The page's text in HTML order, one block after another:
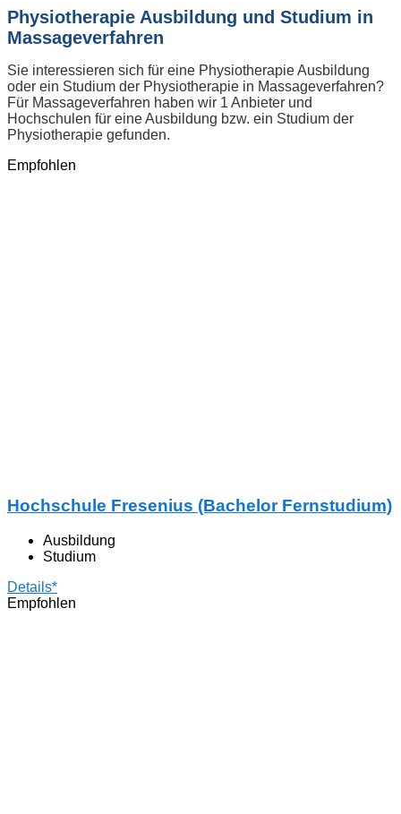
Physiotherapie Ausbildung und Studium in
Massageverfahren
Sie interessieren sich für eine Physiotherapie Ausbildung
oder ein Studium der Physiotherapie in Massageverfahren?
Für Massageverfahren haben wir 1 Anbieter und
Hochschulen für eine Ausbildung bzw. ein Studium der
Physiotherapie gefunden.
Empfohlen
Hochschule Fresenius (Bachelor Fernstudium)
Ausbildung
Studium
Details*
Empfohlen